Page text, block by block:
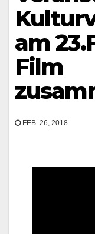
am
Film
FEB. 26, 2018